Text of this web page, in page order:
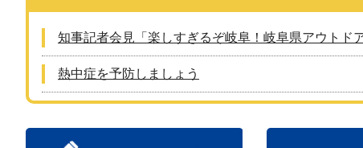
知事記者会見「楽しすぎるぞ岐阜！岐阜県アウトド
熱中症を予防しましょう